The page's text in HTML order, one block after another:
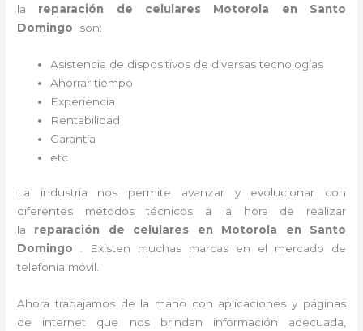
la reparación de celulares Motorola en Santo
Domingo son:
Asistencia de dispositivos de diversas tecnologías
Ahorrar tiempo
Experiencia
Rentabilidad
Garantía
etc
La industria nos permite avanzar y evolucionar con
diferentes métodos técnicos a la hora de realizar
la reparación de celulares en Motorola en Santo
Domingo . Existen muchas marcas en el mercado de
telefonía móvil.
Ahora trabajamos de la mano con aplicaciones y páginas
de internet que nos brindan información adecuada,